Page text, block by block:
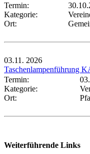
Termin:
Kategorie:
Ort:
03.11. 2026
Taschenlampenführung
Termin:
Kategorie:
Ort:
Weiterführende Links